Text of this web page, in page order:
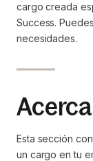
cargo creada
Success.
necesidades.
Esta sección
un cargo en tu